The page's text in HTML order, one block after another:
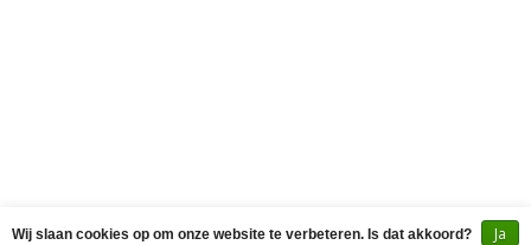
Wij slaan cookies op om onze website te verbeteren. Is dat akkoord? Ja